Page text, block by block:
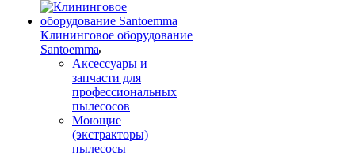
Клининговое оборудование
Santoemma
Аксессуары и
запчасти для
профессиональных
пылесосов
Моющие
(экстракторы)
пылесосы